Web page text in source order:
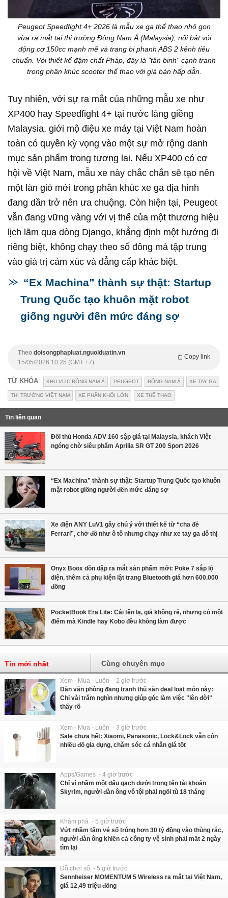
Peugeot Speedfight 4+ 2026 là mẫu xe ga thể thao nhỏ gọn
vừa ra mắt tại thị trường Đông Nam Á (Malaysia), nổi bật với
động cơ 150cc mạnh mẽ và trang bị phanh ABS 2 kênh tiêu
chuẩn. Với thiết kế đậm chất Pháp, đây là "tân binh" cạnh tranh
trong phân khúc scooter thể thao với giá bán hấp dẫn.
Tuy nhiên, với sự ra mắt của những mẫu xe như
XP400 hay Speedfight 4+ tại nước láng giềng
Malaysia, giới mộ điệu xe máy tại Việt Nam hoàn
toàn có quyền kỳ vọng vào một sự mở rộng danh
mục sản phẩm trong tương lai. Nếu XP400 có cơ
hội về Việt Nam, mẫu xe này chắc chắn sẽ tạo nên
một làn gió mới trong phân khúc xe ga địa hình
đang dần trở nên ưa chuộng. Còn hiện tại, Peugeot
vẫn đang vững vàng với vị thế của một thương hiệu
lịch lãm qua dòng Django, khẳng định một hướng đi
riêng biệt, không chạy theo số đông mà tập trung
vào giá trị cảm xúc và đẳng cấp khác biệt.
“Ex Machina” thành sự thật: Startup
Trung Quốc tạo khuôn mặt robot
giống người đến mức đáng sợ
Theo doisongphapluat.nguoiduatin.vn
Copy link
15/05/2026 10:25 (GMT +7)
TỪ KHÓA KHU VỰC ĐÔNG NAM Á PEUGEOT ĐÔNG NAM Á XE TAY GA
THỊ TRƯỜNG VIỆT NAM XE PHÂN KHỐI LỚN XE THỂ THAO
Tin liên quan
Đối thủ Honda ADV 160 sập giá tại Malaysia, khách Việt
ngóng chờ siêu phẩm Aprilia SR GT 200 Sport 2026
“Ex Machina” thành sự thật: Startup Trung Quốc tạo khuôn
mặt robot giống người đến mức đáng sợ
Xe điện ANY LuV1 gây chú ý với thiết kế từ “cha đẻ
Ferrari”, chở đồ như ô tô nhưng chạy như xe tay ga đô thị
Onyx Boox dồn dập ra mắt sản phẩm mới: Poke 7 sắp lộ
diện, thêm cả phụ kiện lật trang Bluetooth giá hơn 600.000
đồng
PocketBook Era Lite: Cái tên lạ, giá không rẻ, nhưng có một
điểm mà Kindle hay Kobo đều không làm được
Tin mới nhất Cùng chuyên mục
Xem - Mua - Luôn - 2 giờ trước
Dân văn phòng đang tranh thủ săn deal loạt món này:
Chỉ vài trăm nghìn nhưng giúp góc làm việc "lên đời"
thấy rõ
Xem - Mua - Luôn - 3 giờ trước
Sale chưa hết: Xiaomi, Panasonic, Lock&Lock vẫn còn
nhiều đồ gia dụng, chăm sóc cá nhân giá tốt
Apps/Games - 4 giờ trước
Chỉ vì nhầm một dấu gạch dưới trong tên tài khoản
Skyrim, người đàn ông vô tội phải ngồi tù 18 tháng
Khám phá - 5 giờ trước
Vứt nhầm tấm vé số trúng hơn 30 tỷ đồng vào thùng rác,
người đàn ông khiến cả công ty vệ sinh phải mất 2 ngày
tìm lại
Đồ chơi số - 5 giờ trước
Sennheiser MOMENTUM 5 Wireless ra mắt tại Việt Nam,
giá 12,49 triệu đồng